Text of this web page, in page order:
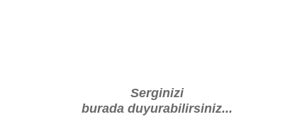
Serginizi
burada duyurabilirsiniz...